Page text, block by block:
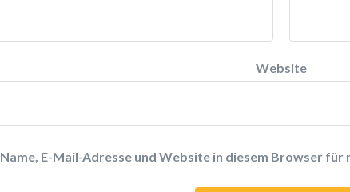
Website
Name, E-Mail-Adresse und Website in diesem Browser für